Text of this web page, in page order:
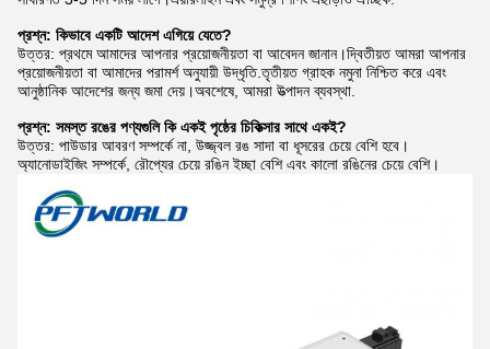
প্রশ্ন: কিভাবে একটি আদেশ এগিয়ে যেতে?
উত্তর: প্রথমে আমাদের আপনার প্রয়োজনীয়তা বা আবেদন জানান।দ্বিতীয়ত আমরা আপনার
প্রয়োজনীয়তা বা আমাদের পরামর্শ অনুযায়ী উদ্ধৃতি.তৃতীয়ত গ্রাহক নমুনা নিশ্চিত করে এবং
আনুষ্ঠানিক আদেশের জন্য জমা দেয়।অবশেষে, আমরা উত্পাদন ব্যবস্থা.
প্রশ্ন: সমস্ত রঙের পণ্যগুলি কি একই পৃষ্ঠের চিকিত্সার সাথে একই?
উত্তর: পাউডার আবরণ সম্পর্কে না, উজ্জ্বল রঙ সাদা বা ধূসরের চেয়ে বেশি হবে।
অ্যানোডাইজিং সম্পর্কে, রৌপ্যের চেয়ে রঙিন ইচ্ছা বেশি এবং কালো রঙিনের চেয়ে বেশি।